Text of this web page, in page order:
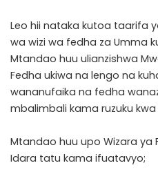
Leo hii nataka kutoa taarifa
wa wizi wa fedha za Umma
Mtandao huu ulianzishwa
Fedha ukiwa na lengo na
wananufaika na fedha
mbalimbali kama ruzuku
Mtandao huu upo Wizara ya
Idara tatu kama ifuatavyo;​